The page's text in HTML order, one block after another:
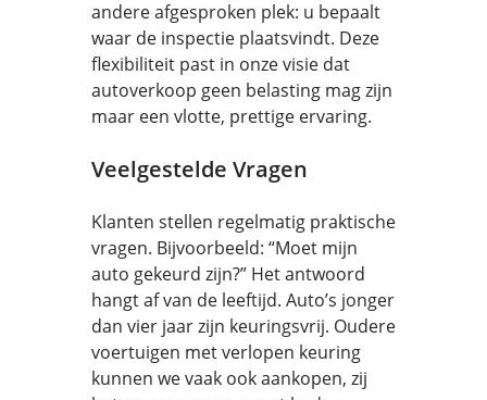
andere afgesproken plek: u bepaalt
waar de inspectie plaatsvindt. Deze
flexibiliteit past in onze visie dat
autoverkoop geen belasting mag zijn
maar een vlotte, prettige ervaring.
Veelgestelde Vragen
Klanten stellen regelmatig praktische
vragen. Bijvoorbeeld: “Moet mijn
auto gekeurd zijn?” Het antwoord
hangt af van de leeftijd. Auto’s jonger
dan vier jaar zijn keuringsvrij. Oudere
voertuigen met verlopen keuring
kunnen we vaak ook aankopen, zij